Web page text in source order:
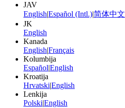
JAV
EnglishEspañol (Intl.)简体中文
JK
English
Kanada
EnglishFrançais
Kolumbija
EspañolEnglish
Kroatija
HrvatskiEnglish
Lenkija
PolskiEnglish